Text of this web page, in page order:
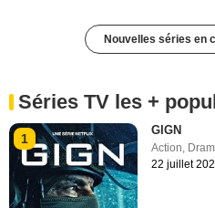
Nouvelles séries en
Séries TV les +
1
GIGN
Action,
22 juillet